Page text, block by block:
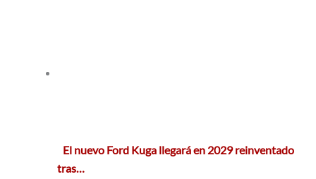
El nuevo Ford Kuga llegará en 2029 reinventado
tras…